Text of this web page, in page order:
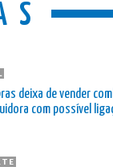
deixa de vender
com possível